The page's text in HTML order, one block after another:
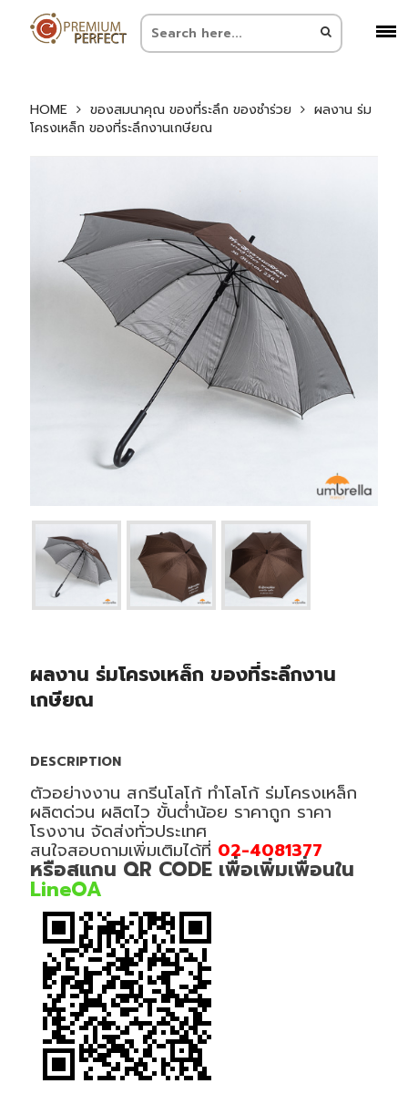
HOME ของสมนาคุณ ของที่ระลึก ของชำร่วย
ผลงาน ร่ม
โครงเหล็ก ของที่ระลึกงานเกษียณ
ผลงาน ร่มโครงเหล็ก ของที่ระลึกงาน
เกษียณ
DESCRIPTION
ตัวอย่างงาน สกรีนโลโก้ ทำโลโก้ ร่มโครงเหล็ก
ผลิตด่วน ผลิตไว ขั้นต่ำน้อย ราคาถูก ราคา
โรงงาน จัดส่งทั่วประเทศ
สนใจสอบถามเพิ่มเติมได้ที่ 02-4081377
หรือสแกน QR CODE เพื่อเพิ่มเพื่อนใน
LineOA